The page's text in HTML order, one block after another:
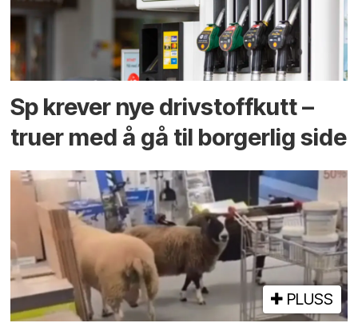
Sp krever nye drivstoffkutt –
truer med å gå til borgerlig side
PLUSS